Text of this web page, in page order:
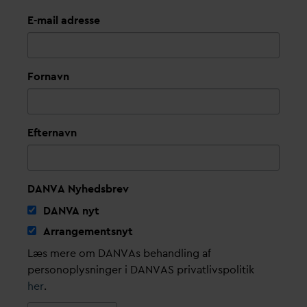
E-mail adresse
Fornavn
Efternavn
DANVA Nyhedsbrev
DANVA nyt
Arrangementsnyt
Læs mere om DANVAs behandling af
personoplysninger i DANVAS privatlivspolitik
her.